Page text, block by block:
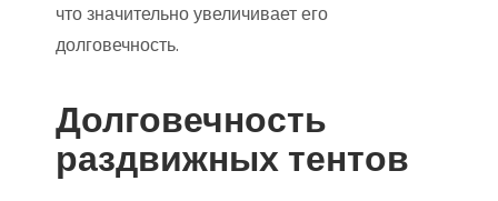
что значительно увеличивает его
долговечность.
Долговечность
раздвижных тентов